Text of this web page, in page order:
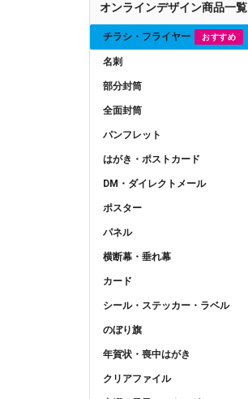
オンラインデザイン商品一覧
チラシ・フライヤー おすすめ
名刺
部分封筒
全面封筒
パンフレット
はがき・ポストカード
DM・ダイレクトメール
ポスター
パネル
横断幕・垂れ幕
カード
シール・ステッカー・ラベル
のぼり旗
年賀状・喪中はがき
クリアファイル